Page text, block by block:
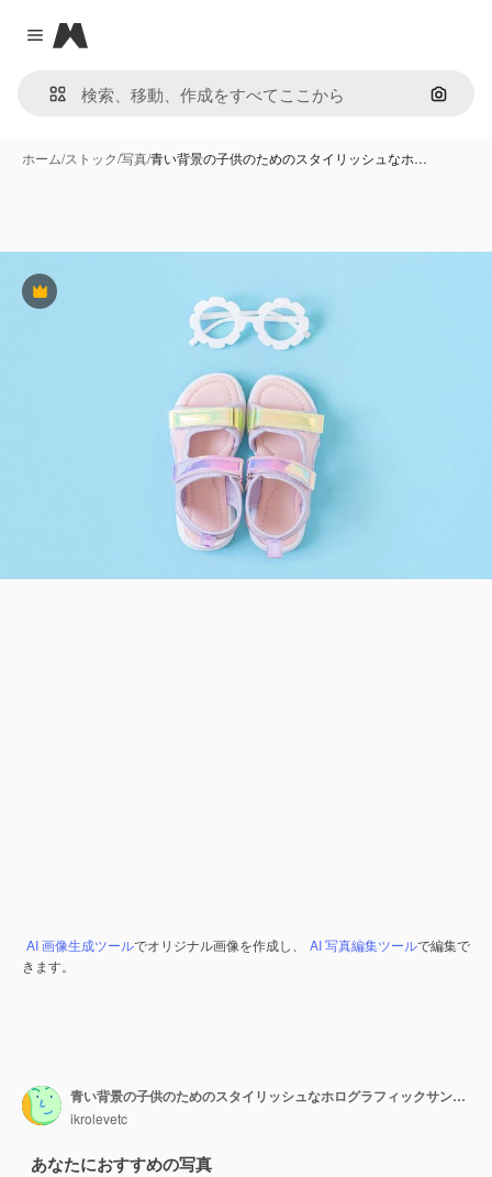
Close menu
Magnific
画像で
ホーム/ストック/写真/青い背景の子供のためのスタイリッシュなホ…
Premium
AI 画像生成ツールでオリジナル画像を作成し、 AI 写真編集ツールで編集で
きます。
青い背景の子供のためのスタイリッシュなホログラフィックサンダル光沢のあるファッション夏の靴フラットレイ上面図
ikrolevetc
あなたにおすすめの写真